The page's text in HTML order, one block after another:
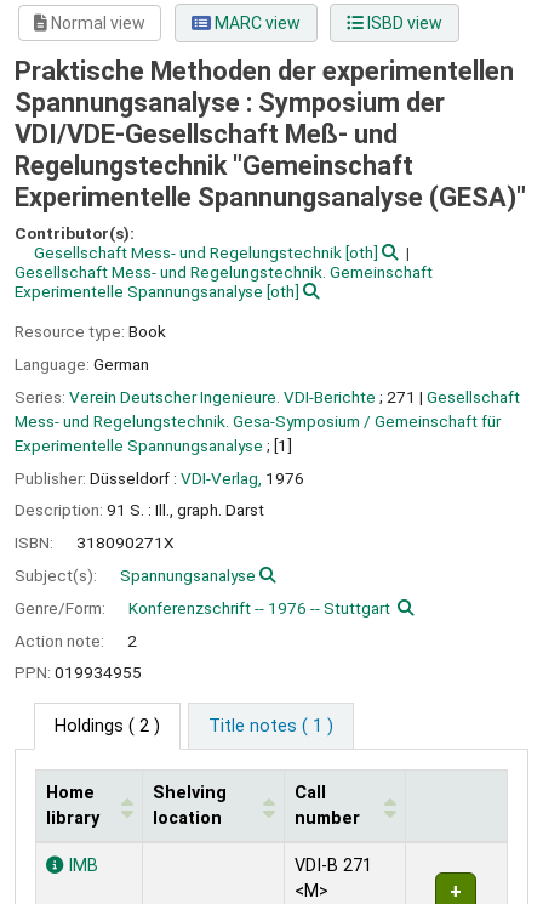
Normal view MARC view ISBD view
Praktische Methoden der experimentellen
Spannungsanalyse : Symposium der
VDI/VDE-Gesellschaft Meß- und
Regelungstechnik "Gemeinschaft
Experimentelle Spannungsanalyse (GESA)"
Contributor(s):
Gesellschaft Mess- und Regelungstechnik [oth]
Gesellschaft Mess- und Regelungstechnik. Gemeinschaft
Experimentelle Spannungsanalyse [oth]
Resource type: Book
Language: German
Series: Verein Deutscher Ingenieure. VDI-Berichte ; 271 | Gesellschaft
Mess- und Regelungstechnik. Gesa-Symposium / Gemeinschaft für
Experimentelle Spannungsanalyse ; [1]
Publisher: Düsseldorf : VDI-Verlag, 1976
Description: 91 S. : Ill., graph. Darst
ISBN:
318090271X
Subject(s):
Spannungsanalyse
Genre/Form:
Konferenzschrift -- 1976 -- Stuttgart
Action note:
2
PPN: 019934955
Holdings ( 2 ) Title notes ( 1 )
Holdings
Home
library
Shelving
location
Call
number
IMB
VDI-B 271
<M>